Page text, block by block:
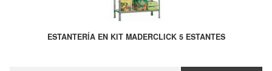
ESTANTERÍA EN KIT MADERCLICK 5 ESTANTES